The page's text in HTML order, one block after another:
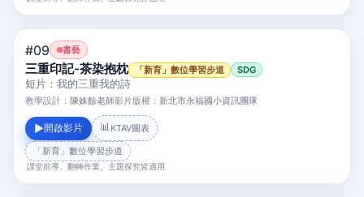
#09 書藝
三重印記-茶染抱枕 「新育」數位學習步道 SDG
短片：我的三重我的詩
教學設計： 陳姝餘老師影片版權： 新北市永福國小資訊團隊
▶開啟影片 📊 KTAV圖表
「新育」數位學習步道
課堂前導、翻轉作業、主題探究皆適用